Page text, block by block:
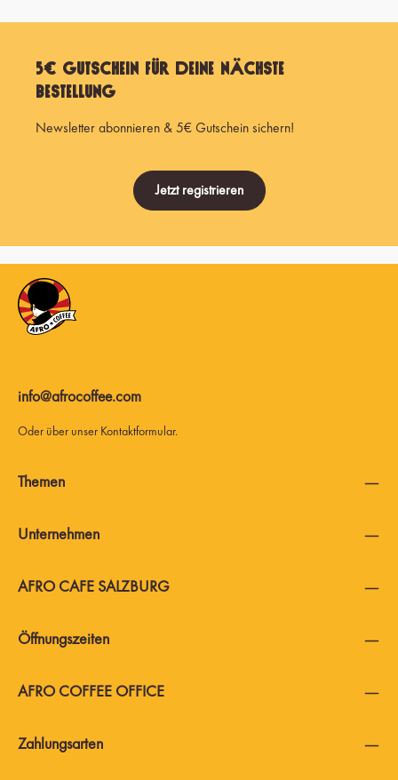
5€ Gutschein für Deine nächste
Bestellung
Newsletter abonnieren & 5€ Gutschein sichern!
Jetzt registrieren
info@afrocoffee.com
Oder über unser Kontaktformular.
AFRO COFFEE OFFICE
AFRO CAFE SALZBURG
Zahlungsarten
Themen
Unternehmen
Öffnungszeiten